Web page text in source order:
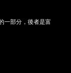
一部分，後者是富